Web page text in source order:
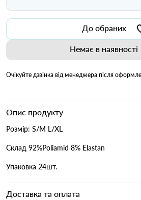
До обраних
Немає в наявності
Очікуйте дзвінка від менеджера після
Опис продукту
Розмір: S/M L/XL
Склад 92%Poliamid 8% Elastan
Упаковка 24шт.
Доставка та оплата